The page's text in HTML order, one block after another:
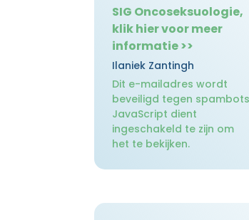
SIG Oncoseksuologie,
klik hier voor meer
informatie >>
Ilaniek Zantingh
Dit e-mailadres wordt
beveiligd tegen
JavaScript dient
ingeschakeld te zijn om
het te bekijken.